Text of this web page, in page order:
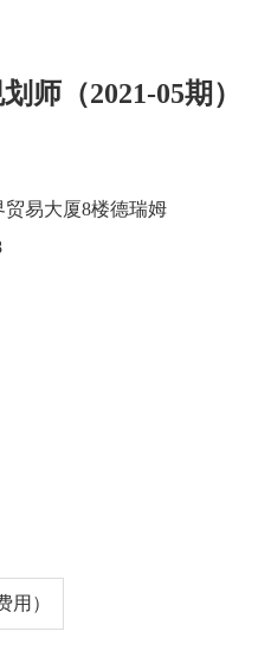
师（2021-05期）
易大厦8楼德瑞姆
）